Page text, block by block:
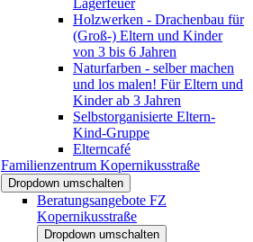
Holzwerken - Drachenbau für
(Groß-) Eltern und Kinder
von 3 bis 6 Jahren
Naturfarben - selber machen
und los malen! Für Eltern und
Kinder ab 3 Jahren
Selbstorganisierte Eltern-
Kind-Gruppe
Elterncafé
Familienzentrum Kopernikusstraße
Dropdown umschalten
Beratungsangebote FZ
Kopernikusstraße
Dropdown umschalten